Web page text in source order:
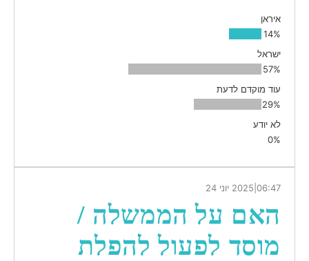
איראן
14%
ישראל
57%
עוד מוקדם לדעת
29%
לא יודע
0%
2025 יוני 24 06:47
האם על הממשלה /
מוסד לפעול להפלת